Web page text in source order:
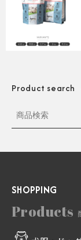
Product search
SHOPPING
Products